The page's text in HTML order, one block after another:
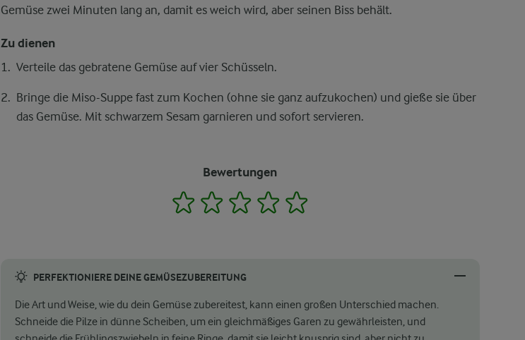
Gemüse zwei Minuten lang an, damit es weich wird, aber seinen Biss behält.
Zu dienen
Verteile das gebratene Gemüse auf vier Schüsseln.
Bringe die Miso-Suppe fast zum Kochen (ohne sie ganz aufzukochen) und gieße sie über
das Gemüse. Mit schwarzem Sesam garnieren und sofort servieren.
Bewertungen
1 2 3 4
PERFEKTIONIERE DEINE GEMÜSEZUBEREITUNG
Die Art und Weise, wie du dein Gemüse zubereitest, kann einen großen Unterschied machen.
Schneide die Pilze in dünne Scheiben, um ein gleichmäßiges Garen zu gewährleisten, und